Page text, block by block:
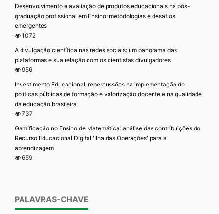
Desenvolvimento e avaliação de produtos educacionais na pós-
graduação profissional em Ensino: metodologias e desafios
emergentes
1072
A divulgação científica nas redes sociais: um panorama das
plataformas e sua relação com os cientistas divulgadores
956
Investimento Educacional: repercussões na implementação de
políticas públicas de formação e valorização docente e na qualidade
da educação brasileira
737
Gamificação no Ensino de Matemática: análise das contribuições do
Recurso Educacional Digital 'Ilha das Operações' para a
aprendizagem
659
PALAVRAS-CHAVE